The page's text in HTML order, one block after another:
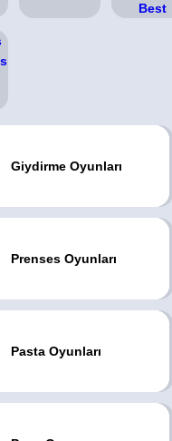
Giydirme Oyunları
Prenses Oyunları
Pasta Oyunları